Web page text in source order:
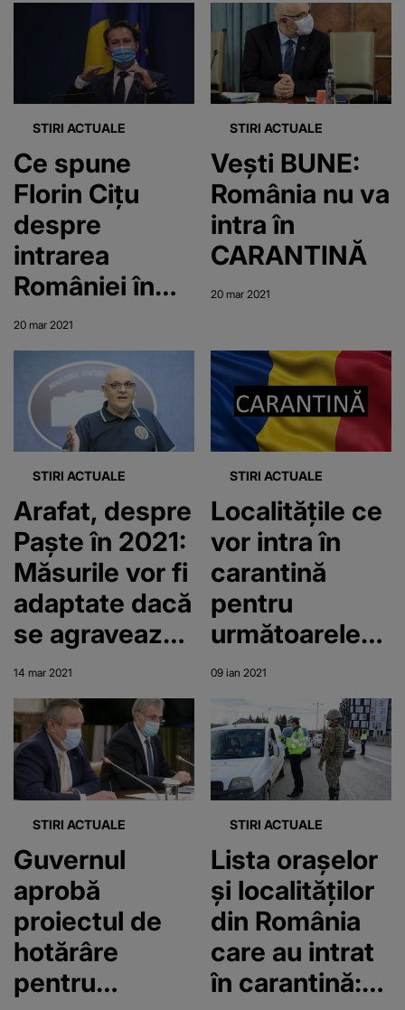
STIRI ACTUALE
Ce spune
Florin Cițu
despre
intrarea
României în
lockdown. Va
intra sau nu
țara din nou în
carantină
20 mar 2021
STIRI ACTUALE
Vești BUNE:
România nu va
intra în
CARANTINĂ
20 mar 2021
STIRI ACTUALE
Arafat, despre
Paște în 2021:
Măsurile vor fi
adaptate dacă
se agravează
situația
14 mar 2021
STIRI ACTUALE
Localitățile ce
vor intra în
carantină
pentru
următoarele
14 zile
09 ian 2021
STIRI ACTUALE
Guvernul
aprobă
proiectul de
hotărâre
pentru
STIRI ACTUALE
Lista oraşelor
şi localităţilor
din România
care au intrat
în carantină: